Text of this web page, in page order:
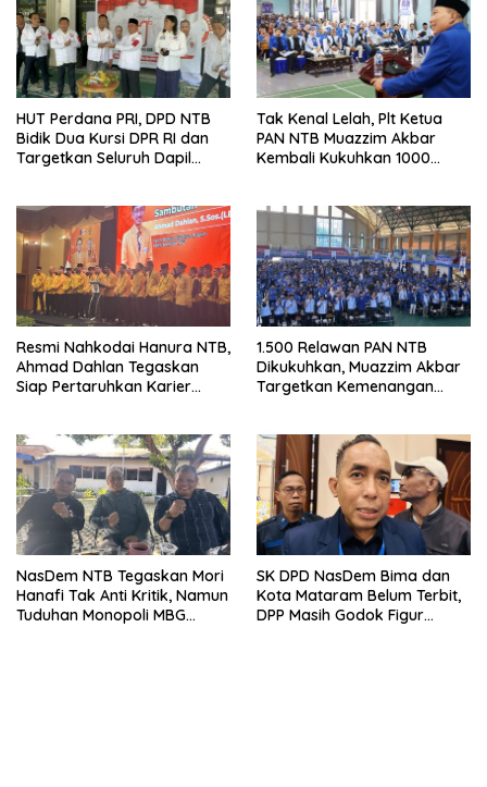
HUT Perdana PRI, DPD NTB
Bidik Dua Kursi DPR RI dan
Targetkan Seluruh Dapil
Tak Kenal Lelah, Plt Ketua
PAN NTB Muazzim Akbar
Kembali Kukuhkan 1000
Resmi Nahkodai Hanura NTB,
Ahmad Dahlan Tegaskan
Siap Pertaruhkan Karier
1.500 Relawan PAN NTB
Dikukuhkan, Muazzim Akbar
Targetkan Kemenangan
NasDem NTB Tegaskan Mori
Hanafi Tak Anti Kritik, Namun
Tuduhan Monopoli MBG
SK DPD NasDem Bima dan
Kota Mataram Belum Terbit,
DPP Masih Godok Figur